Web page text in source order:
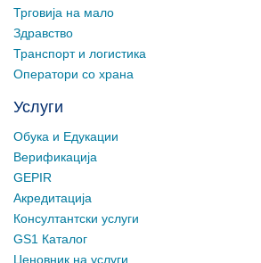
Трговија на мало
Здравство
Транспорт и логистика
Оператори со храна
Услуги
Обука и Едукации
Верификација
GEPIR
Акредитација
Консултантски услуги
GS1 Каталог
Ценовник на услуги